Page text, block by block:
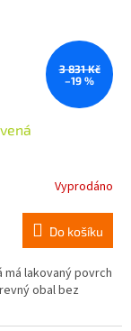
3 831 Kč
–19 %
Vyprodáno
Do košíku
má lakovaný povrch
obal bez